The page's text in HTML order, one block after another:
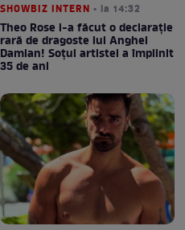
SHOWBIZ INTERN • la 14:32
Theo Rose i-a făcut o declarație
rară de dragoste lui Anghel
Damian! Soțul artistei a împlinit
35 de ani